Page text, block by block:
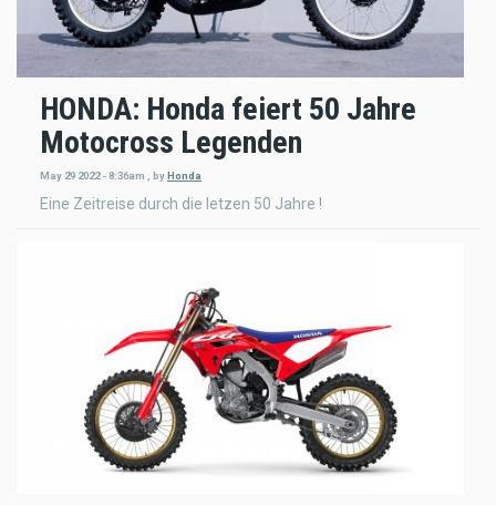
HONDA: Honda feiert 50 Jahre
Motocross Legenden
May 29 2022 - 8:36am byHonda
Eine Zeitreise durch die letzen 50 Jahre !